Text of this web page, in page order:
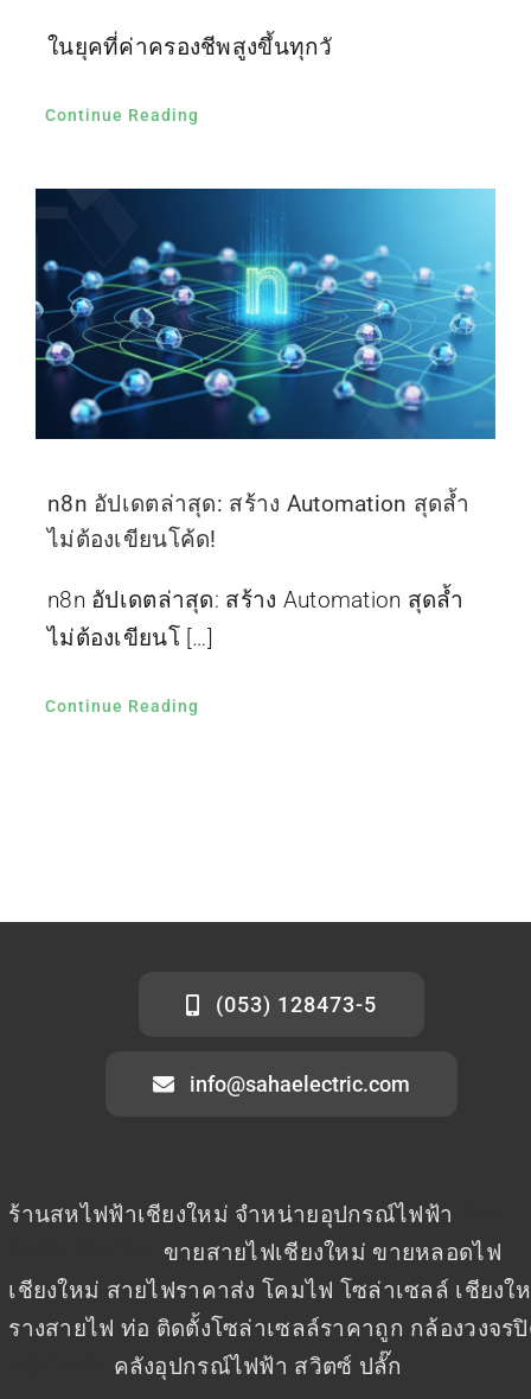
ในยุคที่ค่าครองชีพสูงขึ้นทุกวั
Continue Reading
n8n อัปเดตล่าสุด: สร้าง Automation สุดล้ำ
ไม่ต้องเขียนโค้ด!
n8n อัปเดตล่าสุด: สร้าง Automation สุดล้ำ
ไม่ต้องเขียนโ […]
Continue Reading
(053) 128473-5
info@sahaelectric.com
ร้านสหไฟฟ้าเชียงใหม่ จำหน่ายอุปกรณ์ไฟฟ้า
ขายสายไฟเชียงใหม่ ขายหลอดไฟ
เชียงใหม่ สายไฟราคาส่ง โคมไฟ โซล่าเซลล์ เชียงใ
รางสายไฟ ท่อ ติดตั้งโซล่าเซลล์ราคาถูก กล้องวงจร
คลังอุปกรณ์ไฟฟ้า สวิตซ์ ปลั๊ก